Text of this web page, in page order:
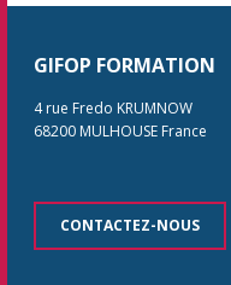
GIFOP FORMATION
4 rue Fredo KRUMNOW
68200 MULHOUSE France
CONTACTEZ-NOUS